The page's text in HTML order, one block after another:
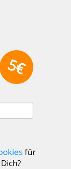
5€
für